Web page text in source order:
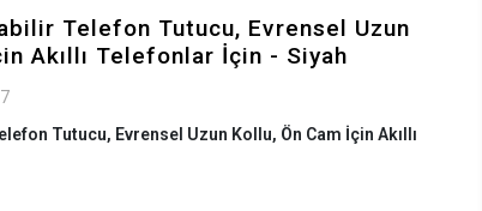
Telefon Tutucu, Evrensel Uzun
Akıllı Telefonlar İçin - Siyah
Tutucu, Evrensel Uzun Kollu, Ön Cam İçin Akıllı